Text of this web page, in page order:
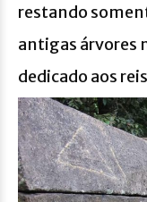
restando
antigas árvores
dedicado aos